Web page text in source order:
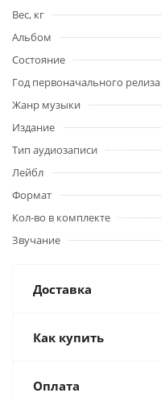
Вес, кг
Альбом
Состояние
Год первоначального релиза
Жанр музыки
Издание
Тип аудиозаписи
Лейбл
Формат
Кол-во в комплекте
Звучание
Доставка
Как купить
Оплата